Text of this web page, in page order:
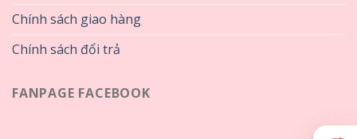
Chính sách giao hàng
Chính sách đổi trả
FANPAGE FACEBOOK